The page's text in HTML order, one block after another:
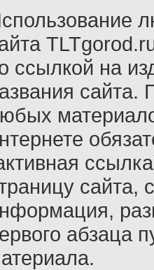
ссылкой на
сайта.
сайта,
абзаца